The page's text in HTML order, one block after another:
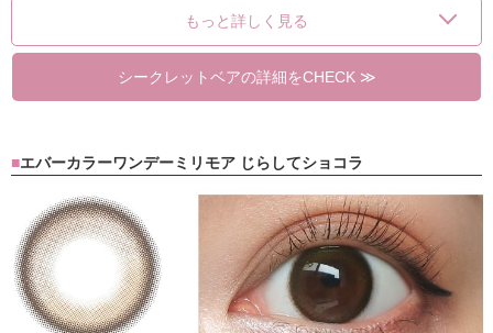
もっと詳しく見る
シークレットベアの詳細をCHECK ≫
エバーカラーワンデーミリモア じらしてショコラ